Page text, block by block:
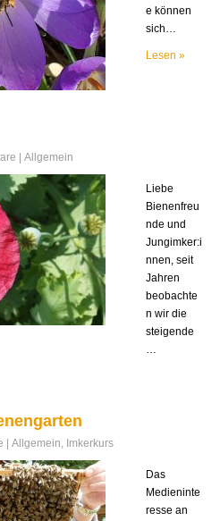
e können
sich…
Lesen »
Allgemein
Liebe
Bienenfreu
nde und
Jungimker:i
nnen, seit
Jahren
beobachte
n wir die
steigende
…
Allgemein, Imkerkurs
Das
Medieninte
resse an